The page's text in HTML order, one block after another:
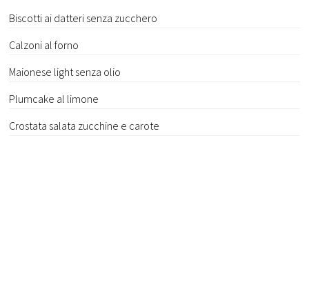
Biscotti ai datteri senza zucchero
Calzoni al forno
Maionese light senza olio
Plumcake al limone
Crostata salata zucchine e carote